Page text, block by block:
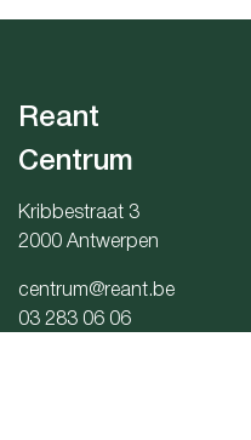
Reant
Centrum
Kribbestraat 3
2000 Antwerpen
centrum@reant.be
03 283 06 06